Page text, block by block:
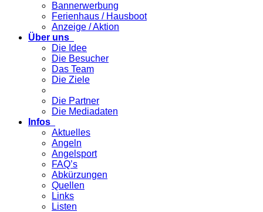
Bannerwerbung
Ferienhaus / Hausboot
Anzeige / Aktion
Über uns
Die Idee
Die Besucher
Das Team
Die Ziele
Die Partner
Die Mediadaten
Infos
Aktuelles
Angeln
Angelsport
FAQ’s
Abkürzungen
Quellen
Links
Listen